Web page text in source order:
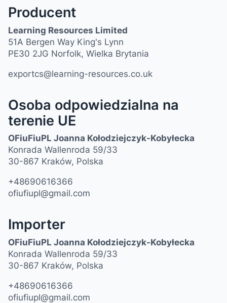
Producent
Learning Resources Limited
51A Bergen Way King's Lynn
PE30 2JG Norfolk, Wielka Brytania
exportcs@learning-resources.co.uk
Osoba odpowiedzialna na
terenie UE
OFiuFiuPL Joanna Kołodziejczyk-Kobyłecka
Konrada Wallenroda 59/33
30-867 Kraków, Polska
+48690616366
ofiufiupl@gmail.com
Importer
OFiuFiuPL Joanna Kołodziejczyk-Kobyłecka
Konrada Wallenroda 59/33
30-867 Kraków, Polska
+48690616366
ofiufiupl@gmail.com